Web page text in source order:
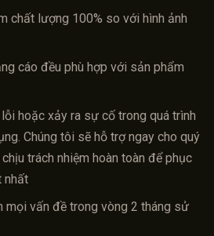
chất lượng 100% so với hình ảnh
cáo đều phù hợp với sản phẩm
hoặc xảy ra sự cố trong quá trình
Chúng tôi sẽ hỗ trợ ngay cho quý
trách nhiệm hoàn toàn để phục
nhất
mọi vấn đề trong vòng 2 tháng sử